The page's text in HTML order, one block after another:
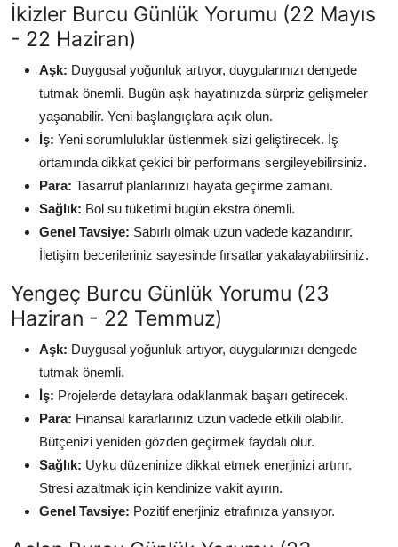
İkizler Burcu Günlük Yorumu (22 Mayıs
- 22 Haziran)
Aşk: Duygusal yoğunluk artıyor, duygularınızı dengede
tutmak önemli. Bugün aşk hayatınızda sürpriz gelişmeler
yaşanabilir. Yeni başlangıçlara açık olun.
İş: Yeni sorumluluklar üstlenmek sizi geliştirecek. İş
ortamında dikkat çekici bir performans sergileyebilirsiniz.
Para: Tasarruf planlarınızı hayata geçirme zamanı.
Sağlık: Bol su tüketimi bugün ekstra önemli.
Genel Tavsiye: Sabırlı olmak uzun vadede kazandırır.
İletişim becerileriniz sayesinde fırsatlar yakalayabilirsiniz.
Yengeç Burcu Günlük Yorumu (23
Haziran - 22 Temmuz)
Aşk: Duygusal yoğunluk artıyor, duygularınızı dengede
tutmak önemli.
İş: Projelerde detaylara odaklanmak başarı getirecek.
Para: Finansal kararlarınız uzun vadede etkili olabilir.
Bütçenizi yeniden gözden geçirmek faydalı olur.
Sağlık: Uyku düzeninize dikkat etmek enerjinizi artırır.
Stresi azaltmak için kendinize vakit ayırın.
Genel Tavsiye: Pozitif enerjiniz etrafınıza yansıyor.